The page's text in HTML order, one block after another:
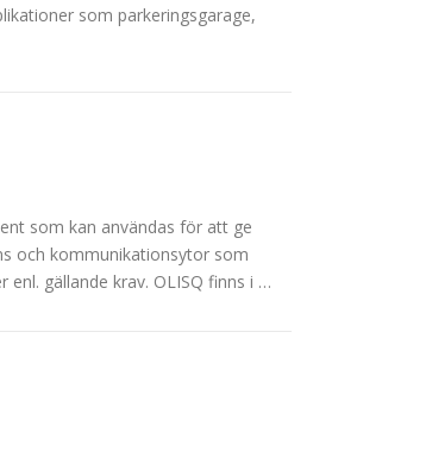
som parkeringsgarage,
som kan användas för att ge
och kommunikationsytor som
gällande krav. OLISQ finns i …